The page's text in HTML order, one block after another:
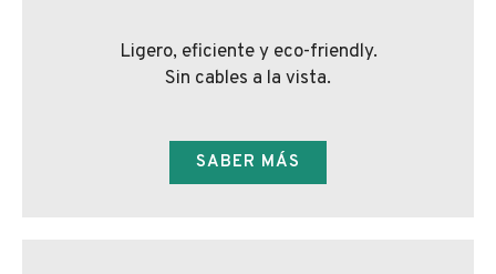
Ligero, eficiente y eco-friendly.
Sin cables a la vista.
SABER MÁS